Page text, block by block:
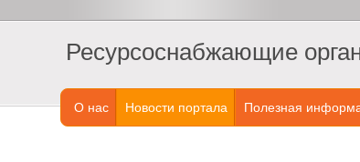
Ресурсоснабжающие
О нас Новости портала Полезная